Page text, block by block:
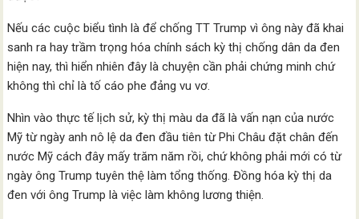
Nếu các cuộc biểu tình là để chống TT Trump vì ông này đã khai
sanh ra hay trầm trọng hóa chính sách kỳ thị chống dân da đen
hiện nay, thì hiển nhiên đây là chuyện cần phải chứng minh chứ
không thì chỉ là tố cáo phe đảng vu vơ.
Nhìn vào thực tế lịch sử, kỳ thị màu da đã là vấn nạn của nước
Mỹ từ ngày anh nô lệ da đen đầu tiên từ Phi Châu đặt chân đến
nước Mỹ cách đây mấy trăm năm rồi, chứ không phải mới có từ
ngày ông Trump tuyên thệ làm tổng thống. Đồng hóa kỳ thị da
đen với ông Trump là việc làm không lương thiện.